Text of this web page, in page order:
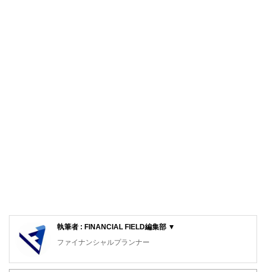
執筆者 : FINANCIAL FIELD編集部 ▼
ファイナンシャルプランナー
FinancialField編集部は、金融、経済に関する記事を、日々